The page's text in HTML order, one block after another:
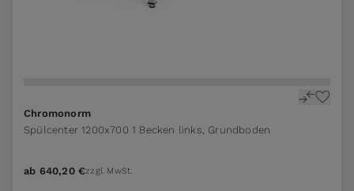
Chromonorm
Spülcenter 1200x700 1 Becken links, Grundboden
ab 640,20 €zzgl. MwSt.